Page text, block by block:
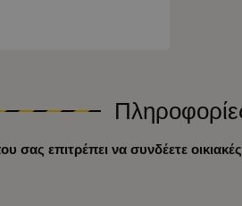
επιτρέπει να συνδέετε